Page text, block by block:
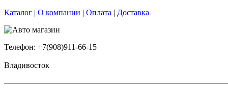
Каталог | О компании | Оплата | Доставка
Телефон: +7(908)911-66-15
Владивосток